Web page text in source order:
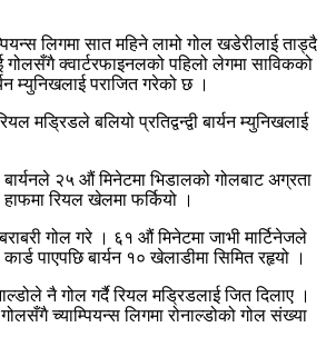
लिगमा सात महिने लामो गोल खडेरीलाई ताड्दै
गोलसँगै क्वार्टरफाइनलको पहिलो लेगमा साविकको
म्युनिखलाई पराजित गरेको छ ।
मड्रिडले बलियो प्रतिद्वन्द्वी बार्यन म्युनिखलाई
२५ औं मिनेटमा भिडालको गोलबाट अग्रता
रियल खेलमा फर्कियो ।
गोल गरे । ६१ औं मिनेटमा जाभी मार्टिनेजले
कार्ड पाएपछि बार्यन १० खेलाडीमा सिमित रहृयो ।
नै गोल गर्दै रियल मड्रिडलाई जित दिलाए ।
च्याम्पियन्स लिगमा रोनाल्डोको गोल संख्या